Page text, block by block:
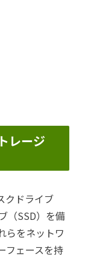
レージ
クドライブ
（SSD）を備
らをネットワ
フェースを持